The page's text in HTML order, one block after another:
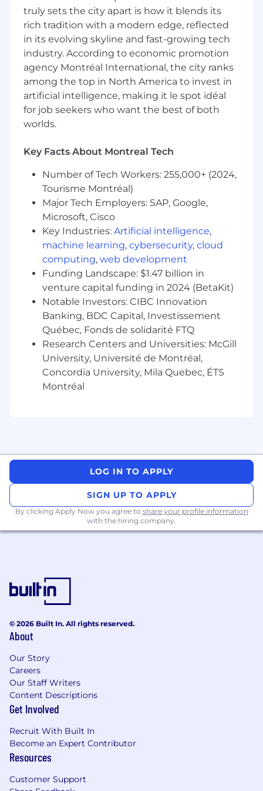
Vous développez votre entreprise à partir
d’une base solide d’opportunités, et non
Vos responsabilités
Développer et gérer un territoire régional
avec desdroits exclusifs sur les comptes
assignés.
Être la
Établir et entretenir des relations durables
avec les conseillers partenaires afin de
générer un fort volume de références.
Accompagner les clients du
contact jusqu’au financement, en tirant
parti d’outils technologiques performants
et d’un soutien centralisé.
Stimuler la croissance des leads grâce au
développement des affaires, à la gestion
de comptes et à des événements ciblés
À terme, possibilité deconstituer votre
propre équipe(agents, administratifs, etc.),
si souhaité.
Profil recherché
Permis hypothécaire valide dans votre
province (Ontario, Colombie-Britannique ou
Alberta).
développement d’affaires.
Réseau existant de conseillers financiers,
un atout majeur pour accélérer votre
démarrage.
Veuillez noter qu'étant donné que nous
à communiquer
Ce que nous offrons
Accès exclusifà un territoire et à un
Acheminement automatique des leads
dans votre région.
Soutien technologique inégalé
de traitement centralisé pour vous
permettre de croître plus rapidement.
Rémunération 100 % à la commission
sans plafond.
Postes disponibles dans
truly sets the city apart is how it blends its
rich tradition with a modern edge, reflected
in its evolving skyline and fast-growing tech
industry. According to economic promotion
agency Montréal International, the city ranks
among the top in North America to invest in
artificial intelligence, making it le spot idéal
for job seekers who want the best of both
worlds.
Key Facts About Montreal Tech
Number of Tech Workers: 255,000+ (2024,
Tourisme Montréal)
Major Tech Employers: SAP, Google,
Microsoft, Cisco
Key Industries: Artificial intelligence,
machine learning, cybersecurity, cloud
computing, web development
Funding Landscape: $1.47 billion in
venture capital funding in 2024 (BetaKit)
Notable Investors: CIBC Innovation
Banking, BDC Capital, Investissement
Québec, Fonds de solidarité FTQ
Research Centers and Universities: McGill
University, Université de Montréal,
Concordia University, Mila Quebec, ÉTS
Montréal
LOG IN TO APPLY
SIGN UP TO APPLY
By clicking Apply Now you agree to share your profile information
with the hiring company.
© 2026 Built In. All rights reserved.
About
Our Story
Careers
Our Staff Writers
Content Descriptions
Get Involved
Recruit With Built In
Become an Expert Contributor
Resources
Customer Support